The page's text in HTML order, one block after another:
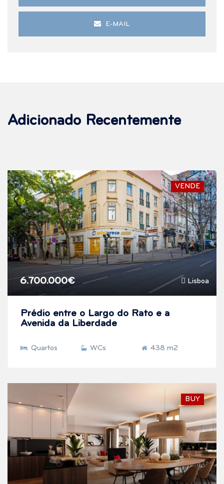
E-MAIL
Adicionado Recentemente
VENDE
Lisboa
6.700.000€
Prédio entre o Largo do Rato e a
Avenida da Liberdade
Quartos WCs 438 m2
BUY